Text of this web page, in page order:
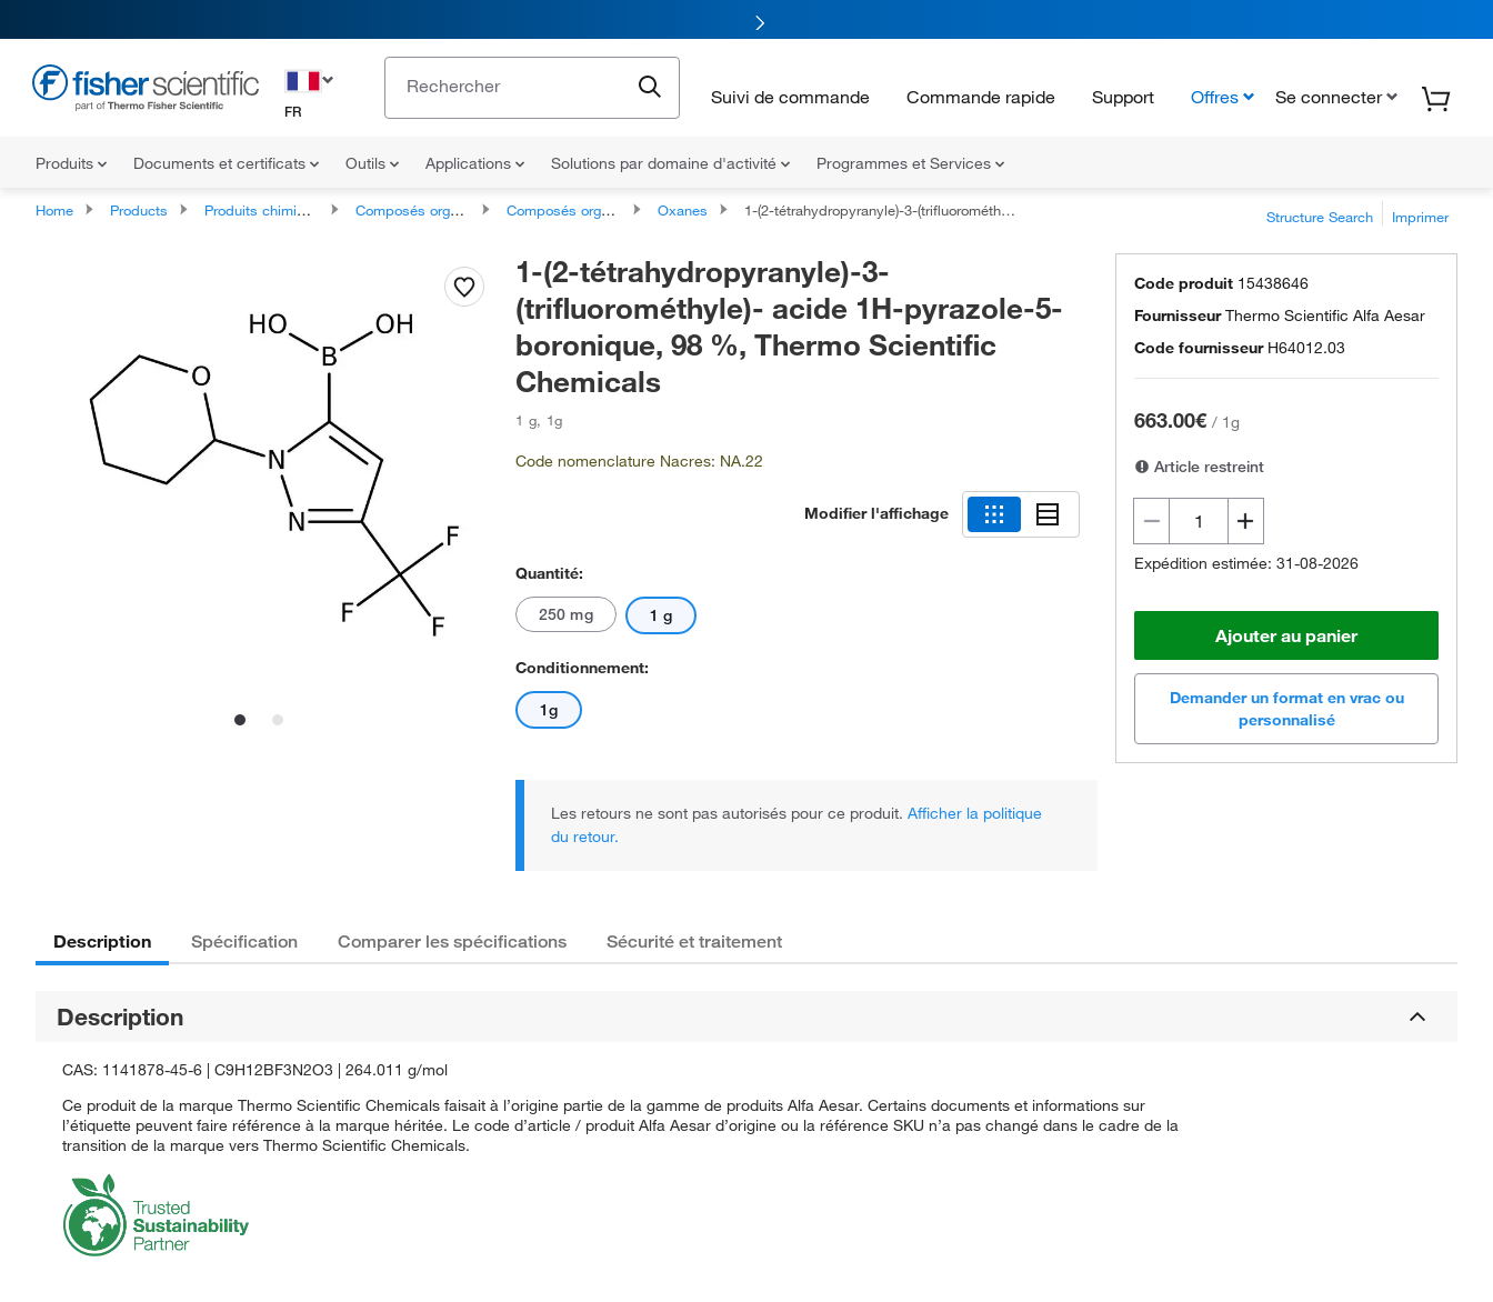
FR
Suivi de commande Commande rapide Support Offres Se connecter
Produits Documents et certificats Outils Applications Solutions par domaine d'activité Programmes et Services
Home Products Produits chimiques Composés organiques Composés organohéterocycliques Oxanes 1-(2-tétrahydropyranyle)-3-(trifluorométhyle)- acide 1H-pyrazole-5-boronique, 98 %, Thermo Scientific Chemicals Structure Search Imprimer
1-(2-tétrahydropyranyle)-3-
(trifluorométhyle)- acide 1H-pyrazole-5-
boronique, 98 %, Thermo Scientific
Chemicals
1 g, 1g
Code nomenclature Nacres: NA.22
Modifier l'affichage
Quantité:
250 mg 1 g
Conditionnement:
1g
Les retours ne sont pas autorisés pour ce produit. Afficher la politique
du retour.
Code produit 15438646
FournisseurThermo Scientific Alfa Aesar
Code fournisseur H64012.03
663.00€ / 1g
Article restreint
Expédition estimée: 31-08-2026
Ajouter au panier
Demander un format en vrac ou
personnalisé
Description Spécification Comparer les spécifications Sécurité et traitement
Description
CAS: 1141878-45-6 | C9H12BF3N2O3 | 264.011 g/mol
Ce produit de la marque Thermo Scientific Chemicals faisait à l’origine partie de la gamme de produits Alfa Aesar. Certains documents et informations sur
l’étiquette peuvent faire référence à la marque héritée. Le code d’article / produit Alfa Aesar d’origine ou la référence SKU n’a pas changé dans le cadre de la
transition de la marque vers Thermo Scientific Chemicals.